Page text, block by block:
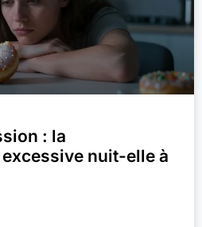
: la
nuit-elle à